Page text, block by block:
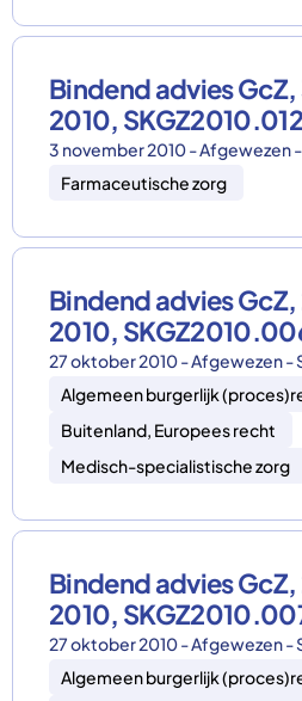
Bindend advies
2010,
3 november 2010 - Afgewezen
Farmaceutische zorg
Bindend advies
2010,
27 oktober 2010 - Afgewezen -
Algemeen burgerlijk
Buitenland, Europees recht
Medisch-specialistische zorg
Bindend advies
2010,
27 oktober 2010 - Afgewezen -
Algemeen burgerlijk